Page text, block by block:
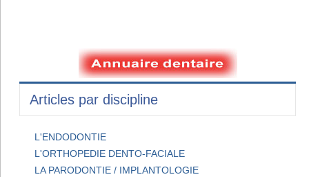
Articles par discipline
L'ENDODONTIE
L'ORTHOPEDIE DENTO-FACIALE
LA PARODONTIE / IMPLANTOLOGIE